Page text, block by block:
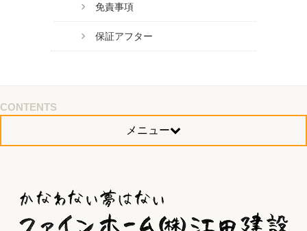
免責事項
保証アフター
CONTENTS
メニュー